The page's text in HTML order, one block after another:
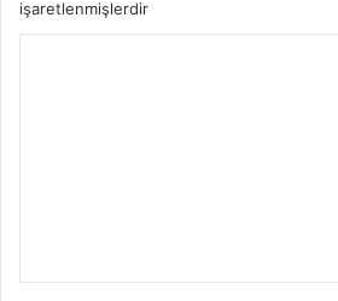
işaretlenmişlerdir